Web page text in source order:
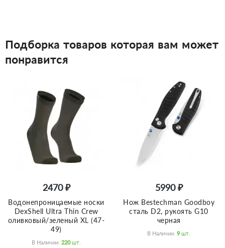
Подборка товаров которая вам может
понравится
2470 ₽
Водонепроницаемые носки
DexShell Ultra Thin Crew
оливковый/зеленый XL (47-
49)
В Наличии: 220 Шт.
5990 ₽
Нож Bestechman Goodboy
сталь D2, рукоять G10
черная
В Наличии: 9 Шт.